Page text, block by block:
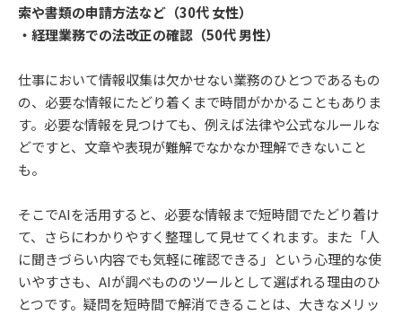
索や書類の申請方法など（30代 女性）
・経理業務での法改正の確認（50代 男性）
仕事において情報収集は欠かせない業務のひとつであるもの
の、必要な情報にたどり着くまで時間がかかることもありま
す。必要な情報を見つけても、例えば法律や公式なルールな
どですと、文章や表現が難解でなかなか理解できないこと
も。
そこでAIを活用すると、必要な情報まで短時間でたどり着け
て、さらにわかりやすく整理して見せてくれます。また「人
に聞きづらい内容でも気軽に確認できる」という心理的な使
いやすさも、AIが調べもののツールとして選ばれる理由のひ
とつです。疑問を短時間で解消できることは、大きなメリッ